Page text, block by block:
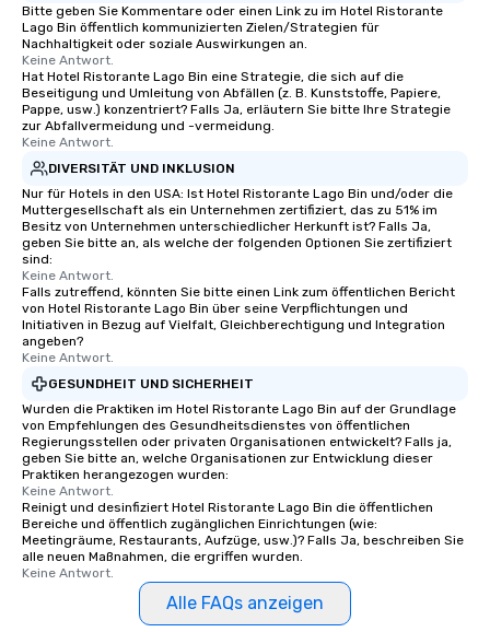
Bitte geben Sie Kommentare oder einen Link zu im Hotel Ristorante
Lago Bin öffentlich kommunizierten Zielen/Strategien für
Nachhaltigkeit oder soziale Auswirkungen an.
Keine Antwort.
Hat Hotel Ristorante Lago Bin eine Strategie, die sich auf die
Beseitigung und Umleitung von Abfällen (z. B. Kunststoffe, Papiere,
Pappe, usw.) konzentriert? Falls Ja, erläutern Sie bitte Ihre Strategie
zur Abfallvermeidung und -vermeidung.
Keine Antwort.
DIVERSITÄT UND INKLUSION
Nur für Hotels in den USA: Ist Hotel Ristorante Lago Bin und/oder die
Muttergesellschaft als ein Unternehmen zertifiziert, das zu 51% im
Besitz von Unternehmen unterschiedlicher Herkunft ist? Falls Ja,
geben Sie bitte an, als welche der folgenden Optionen Sie zertifiziert
sind:
Keine Antwort.
Falls zutreffend, könnten Sie bitte einen Link zum öffentlichen Bericht
von Hotel Ristorante Lago Bin über seine Verpflichtungen und
Initiativen in Bezug auf Vielfalt, Gleichberechtigung und Integration
angeben?
Keine Antwort.
GESUNDHEIT UND SICHERHEIT
Wurden die Praktiken im Hotel Ristorante Lago Bin auf der Grundlage
von Empfehlungen des Gesundheitsdienstes von öffentlichen
Regierungsstellen oder privaten Organisationen entwickelt? Falls ja,
geben Sie bitte an, welche Organisationen zur Entwicklung dieser
Praktiken herangezogen wurden:
Keine Antwort.
Reinigt und desinfiziert Hotel Ristorante Lago Bin die öffentlichen
Bereiche und öffentlich zugänglichen Einrichtungen (wie:
Meetingräume, Restaurants, Aufzüge, usw.)? Falls Ja, beschreiben Sie
alle neuen Maßnahmen, die ergriffen wurden.
Keine Antwort.
Alle FAQs anzeigen